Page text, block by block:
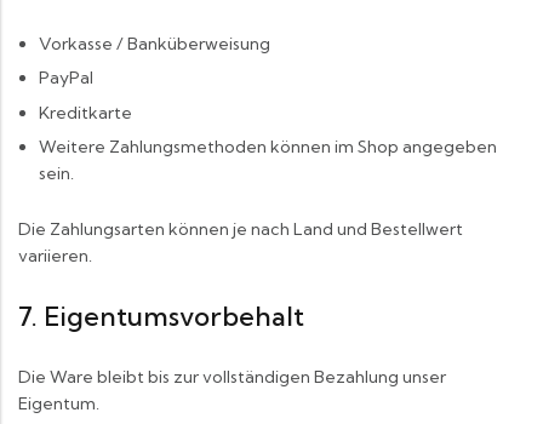
Vorkasse / Banküberweisung
PayPal
Kreditkarte
Weitere Zahlungsmethoden können im Shop angegeben
sein.
Die Zahlungsarten können je nach Land und Bestellwert
variieren.
7. Eigentumsvorbehalt
Die Ware bleibt bis zur vollständigen Bezahlung unser
Eigentum.